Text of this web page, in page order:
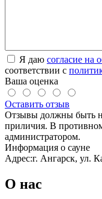
Я даю согласие на
соответствии с
Ваша оценка
Оставить отзыв
Отзывы должны быть
приличия. В
администратором.
Информация о сауне
Адрес:г. Ангарск, ул.
О нас